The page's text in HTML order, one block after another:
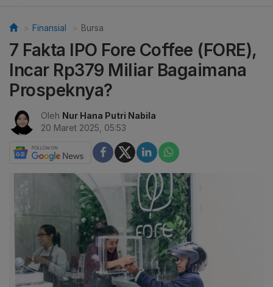
Finansial Bursa
7 Fakta IPO Fore Coffee (FORE),
Incar Rp379 Miliar Bagaimana
Prospeknya?
Oleh Nur Hana Putri Nabila
20 Maret 2025, 05:53